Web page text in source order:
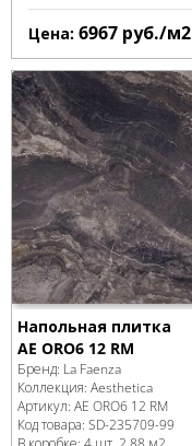
Цена: 6967 руб./м2
Напольная плитка
AE ORO6 12 RM
Бренд: La Faenza
Коллекция: Aesthetica
Артикул: AE ORO6 12 RM
Код товара: SD-235709-99